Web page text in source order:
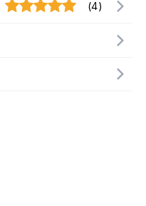
(4)